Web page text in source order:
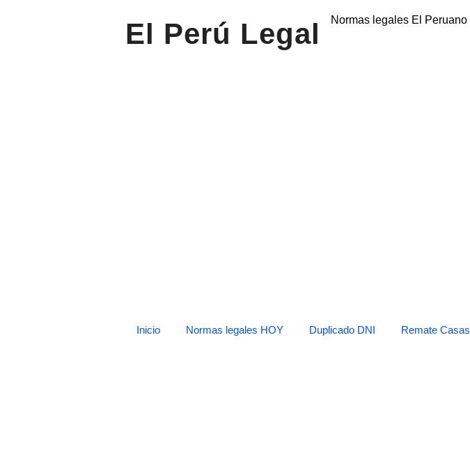
El Perú Legal Normas legales El Peruano
Inicio Normas legales HOY Duplicado DNI Remate Casas